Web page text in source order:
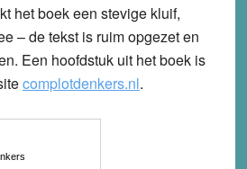
het boek een stevige kluif,
– de tekst is ruim opgezet en
Een hoofdstuk uit het boek is
complotdenkers.nl.